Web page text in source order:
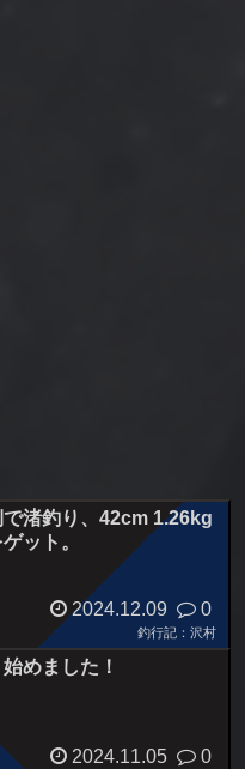
渚釣り、42cm 1.26kg
ット。
2024.12.09 0
釣行記：沢村
めました！
2024.11.05 0